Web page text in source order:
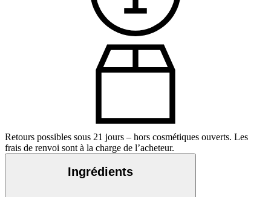
Retours possibles sous 21 jours – hors cosmétiques ouverts. Les
frais de renvoi sont à la charge de l’acheteur.
Ingrédients